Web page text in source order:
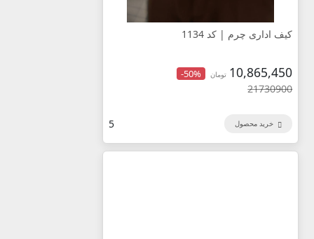
کیف اداری چرم | کد 1134
10,865,450 تومان -50%
21730900
خرید محصول 5